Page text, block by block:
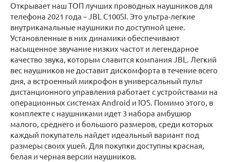
Открывает наш ТОП лучших проводных наушников для
телефона 2021 года – JBL C100SI. Это ультра-легкие
внутриканальные наушники по доступной цене.
Установленные в них динамики обеспечивают
насыщенное звучание низких частот и легендарное
качество звука, которым славится компания JBL. Легкий
вес наушников не доставит дискомфорта в течение всего
дня, а встроенный микрофон в универсальный пульт
дистанционного управления работает с устройствами на
операционных системах Android и IOS. Помимо этого, в
комплекте с наушниками идет 3 набора амбушюр
малого, среднего и большого размеров, среди которых
каждый покупатель найдет идеальный вариант под
размеры своих ушей. Для покупки доступны красная,
белая и черная версии наушников.